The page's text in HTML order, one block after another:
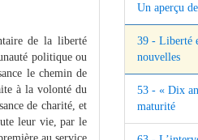
de la liberté
politique ou
le chemin de
à la volonté du
de charité, et
leur vie, par le
Un aperçu
39 - Liberté
nouvelles
53 - « Dix
maturité